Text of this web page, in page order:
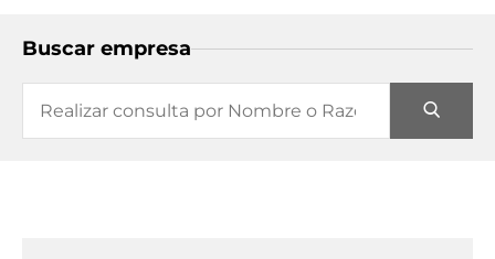
Buscar empresa